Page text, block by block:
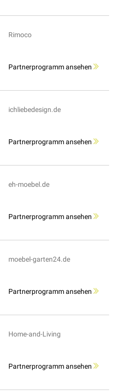
Rimoco
Partnerprogramm ansehen
ichliebedesign.de
Partnerprogramm ansehen
eh-moebel.de
Partnerprogramm ansehen
moebel-garten24.de
Partnerprogramm ansehen
Home-and-Living
Partnerprogramm ansehen